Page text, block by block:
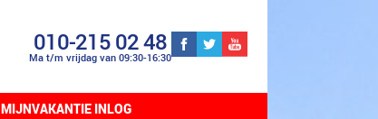
010-215 02 48
Ma t/m vrijdag van 09:30-16:30
MIJNVAKANTIE INLOG